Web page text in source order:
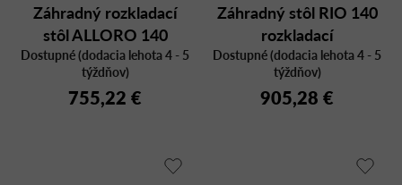
Záhradný rozkladací
stôl ALLORO 140
tortora-bianco
Dostupné (dodacia lehota 4 - 5
týždňov)
755,22 €
Záhradný stôl RIO 140
rozkladací
Dostupné (dodacia lehota 4 - 5
týždňov)
905,28 €